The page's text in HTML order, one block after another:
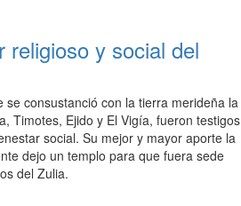
religioso y social del
consustanció con la tierra merideña la
Timotes, Ejido y El Vigía, fueron testigos
social. Su mejor y mayor aporte la
dejo un templo para que fuera sede
del Zulia.